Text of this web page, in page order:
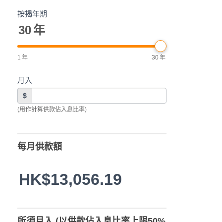
按揭年期
30年
1 年 30年
月入
$
(用作計算供款佔入息比率)
每月供款額
HK$13,056.19